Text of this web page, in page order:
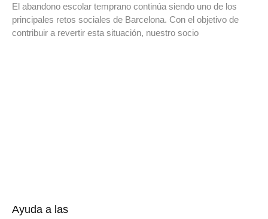
El abandono escolar temprano continúa siendo uno de los
principales retos sociales de Barcelona. Con el objetivo de
contribuir a revertir esta situación, nuestro socio
Ayuda a las